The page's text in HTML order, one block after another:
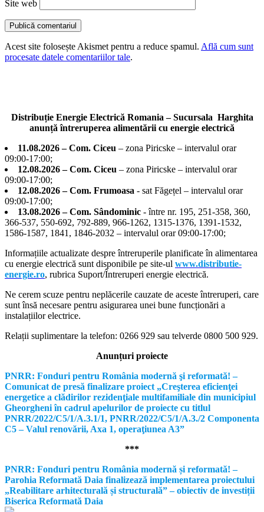
Site web
Acest site folosește Akismet pentru a reduce spamul. Află cum sunt
procesate datele comentariilor tale.
Distribuție Energie Electrică Romania – Sucursala Harghita
anunță întreruperea alimentării cu energie electrică
11.08.2026 – Com. Ciceu – zona Piricske – intervalul orar
09:00-17:00;
12.08.2026 – Com. Ciceu – zona Piricske – intervalul orar
09:00-17:00;
12.08.2026 – Com. Frumoasa - sat Făgețel – intervalul orar
09:00-17:00;
13.08.2026 – Com. Sândominic - între nr. 195, 251-358, 360,
366-537, 550-692, 792-889, 966-1262, 1315-1376, 1391-1532,
1586-1587, 1841, 1846-2032 – intervalul orar 09:00-17:00;
Informațiile actualizate despre întreruperile planificate în alimentarea
cu energie electrică sunt disponibile pe site-ul www.distributie-
energie.ro, rubrica Suport/Întreruperi energie electrică.
Ne cerem scuze pentru neplăcerile cauzate de aceste întreruperi, care
sunt însă necesare pentru asigurarea unei bune funcționări a
instalațiilor electrice.
Relații suplimentare la telefon: 0266 929 sau telverde 0800 500 929.
Anunțuri proiecte
PNRR: Fonduri pentru România modernă şi reformată! –
Comunicat de presă finalizare proiect „Creşterea eficienţei
energetice a clădirilor rezidenţiale multifamiliale din municipiul
Gheorgheni în cadrul apelurilor de proiecte cu titlul
PNRR/2022/C5/1/A.3.1/1, PNRR/2022/C5/1/A.3./2 Componenta
C5 – Valul renovării, Axa 1, operaţiunea A3”
***
PNRR: Fonduri pentru România modernă și reformată! –
Parohia Reformată Daia finalizează implementarea proiectului
„Reabilitare arhitecturală și structurală” – obiectiv de investiții
Biserica Reformată Daia